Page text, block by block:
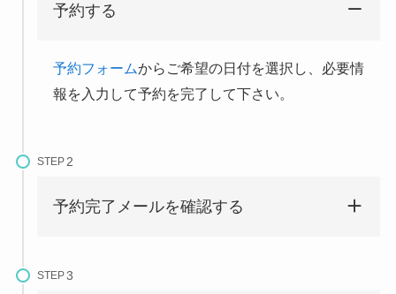
予約する
予約フォームからご希望の日付を選択し、必要情
報を入力して予約を完了して下さい。
STEP
予約完了メールを確認する
STEP